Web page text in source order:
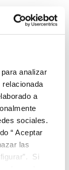
analizar
a
sociales.
“ Aceptar
las
Si